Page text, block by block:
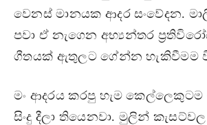
වෙනස් මානයක ආදර සංවේදන.
පවා ඒ නැගෙන අභ්‍යන්තර
ගීතයක් ඇතුලට ගේන්න හැකිවීමම
මං ආදරය කරපු හැම
සිංදු දීලා තියෙනවා. මුලින්